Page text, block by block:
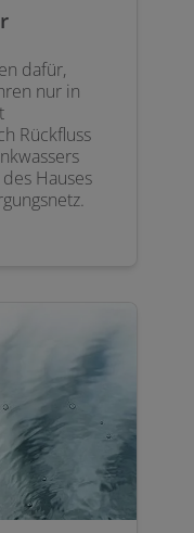
dafür,
nur in
Rückfluss
Hauses